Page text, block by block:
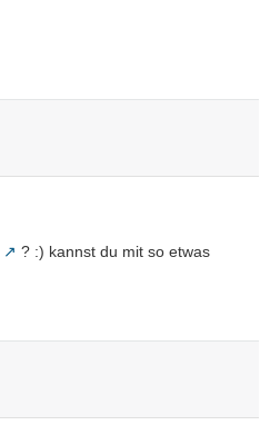
? :) kannst du mit so etwas